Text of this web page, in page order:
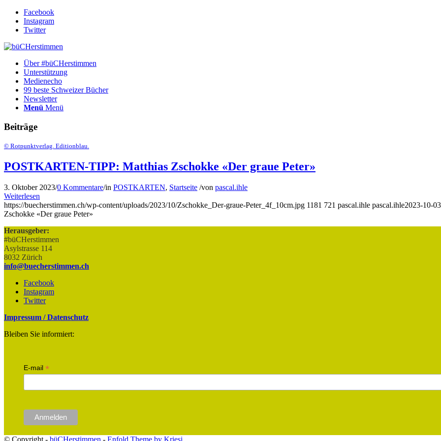
Facebook
Instagram
Twitter
Über #büCHerstimmen
Unterstützung
Medienecho
99 beste Schweizer Bücher
Newsletter
Menü Menü
Beiträge
© Rotpunktverlag. Editionblau.
POSTKARTEN-TIPP: Matthias Zschokke «Der graue Peter»
3. Oktober 2023/0 Kommentare/in POSTKARTEN, Startseite /von pascal.ihle
Weiterlesen
https://buecherstimmen.ch/wp-content/uploads/2023/10/Zschokke_Der-graue-Peter_4f_10cm.jpg 1181 721 pascal.ihle pascal.ihle2023-10-
Zschokke «Der graue Peter»
Herausgeber:
#büCHerstimmen
Asylstrasse 114
8032 Zürich
info@buecherstimmen.ch
Facebook
Instagram
Twitter
Impressum / Datenschutz
Bleiben Sie informiert:
E-mail *
© Copyright - büCHerstimmen - Enfold Theme by Kriesi